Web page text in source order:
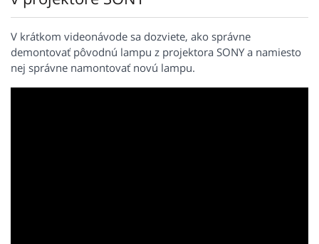
V krátkom videonávode sa dozviete, ako správne
demontovať pôvodnú lampu z projektora SONY a namiesto
nej správne namontovať novú lampu.